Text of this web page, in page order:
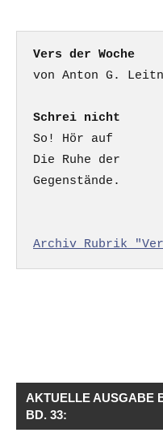
Vers der Woche
Schrei nicht
So! Hör auf
Die Ruhe der
Gegenstände.
Archiv Rubrik
AKTUELLE AUSGABE
BD. 33: